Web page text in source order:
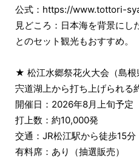
公式：https://www.tottori-
見どころ：日本海を背景にし
とのセット観光もおすすめ。
★ 松江水郷祭花火大会（島根
宍道湖上から打ち上げられる
開催日：2026年8月上旬予定
打上数：約10,000発
交通：JR松江駅から徒歩15分
有料席：あり（抽選販売）